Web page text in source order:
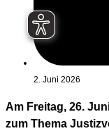
2. Juni 2026
Am Freitag, 26.
zum Thema